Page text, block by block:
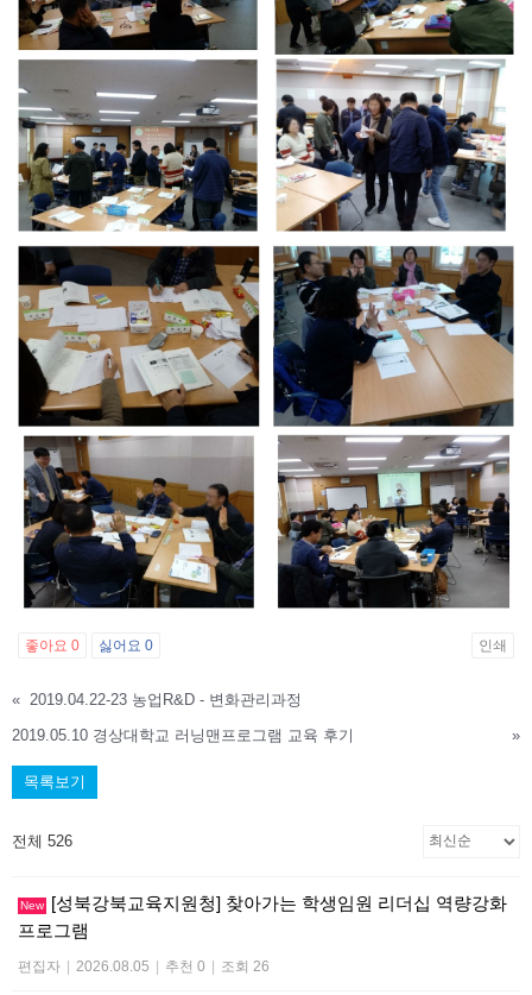
좋아요 0 싫어요 0 인쇄
« 2019.04.22-23 농업R&D - 변화관리과정
2019.05.10 경상대학교 러닝맨프로그램 교육 후기
»
목록보기
전체 526
New
[성북강북교육지원청] 찾아가는 학생임원 리더십 역량강화
프로그램
편집자 2026.08.05 추천 0 조회 26